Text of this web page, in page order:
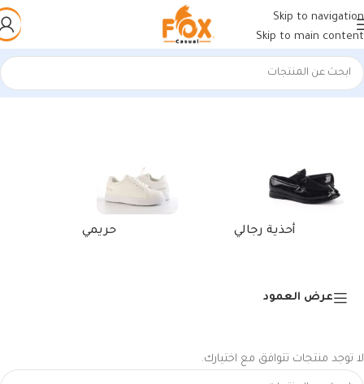
Skip to navigation
Skip to main content
الرئيسية/منتجات تحت الوسم “محفظة من الجلد الاصلي”
أحذية رجالي حريمي
عرض العمود
لا توجد منتجات تتوافق مع اختيارك.